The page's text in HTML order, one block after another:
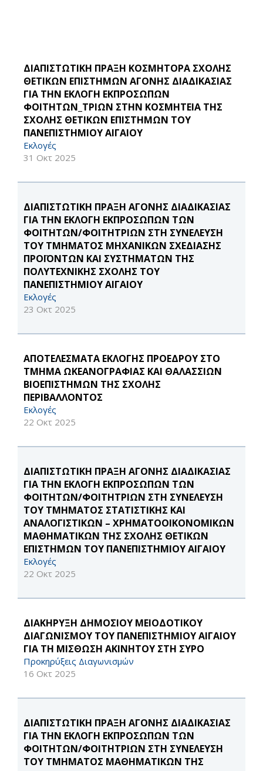
ΔΙΑΠΙΣΤΩΤΙΚΗ ΠΡΑΞΗ ΚΟΣΜΗΤΟΡΑ ΣΧΟΛΗΣ
ΘΕΤΙΚΩΝ ΕΠΙΣΤΗΜΩΝ ΑΓΟΝΗΣ ΔΙΑΔΙΚΑΣΙΑΣ
ΓΙΑ ΤΗΝ ΕΚΛΟΓΗ ΕΚΠΡΟΣΩΠΩΝ
ΦΟΙΤΗΤΩΝ_ΤΡΙΩΝ ΣΤΗΝ ΚΟΣΜΗΤΕΙΑ ΤΗΣ
ΣΧΟΛΗΣ ΘΕΤΙΚΩΝ ΕΠΙΣΤΗΜΩΝ ΤΟΥ
ΠΑΝΕΠΙΣΤΗΜΙΟΥ ΑΙΓΑΙΟΥ
Εκλογές
31 Οκτ 2025
ΔΙΑΠΙΣΤΩΤΙΚΗ ΠΡΑΞΗ ΑΓΟΝΗΣ ΔΙΑΔΙΚΑΣΙΑΣ
ΓΙΑ ΤΗΝ ΕΚΛΟΓΗ ΕΚΠΡΟΣΩΠΩΝ ΤΩΝ
ΦΟΙΤΗΤΩΝ/ΦΟΙΤΗΤΡΙΩΝ ΣΤΗ ΣΥΝΕΛΕΥΣΗ
ΤΟΥ ΤΜΗΜΑΤΟΣ ΜΗΧΑΝΙΚΩΝ ΣΧΕΔΙΑΣΗΣ
ΠΡΟΪΟΝΤΩΝ ΚΑΙ ΣΥΣΤΗΜΑΤΩΝ ΤΗΣ
ΠΟΛΥΤΕΧΝΙΚΗΣ ΣΧΟΛΗΣ ΤΟΥ
ΠΑΝΕΠΙΣΤΗΜΙΟΥ ΑΙΓΑΙΟΥ
Εκλογές
23 Οκτ 2025
ΑΠΟΤΕΛΕΣΜΑΤΑ ΕΚΛΟΓΗΣ ΠΡΟΕΔΡΟΥ ΣΤΟ
ΤΜΗΜΑ ΩΚΕΑΝΟΓΡΑΦΙΑΣ ΚΑΙ ΘΑΛΑΣΣΙΩΝ
ΒΙΟΕΠΙΣΤΗΜΩΝ ΤΗΣ ΣΧΟΛΗΣ
ΠΕΡΙΒΑΛΛΟΝΤΟΣ
Εκλογές
22 Οκτ 2025
ΔΙΑΠΙΣΤΩΤΙΚΗ ΠΡΑΞΗ ΑΓΟΝΗΣ ΔΙΑΔΙΚΑΣΙΑΣ
ΓΙΑ ΤΗΝ ΕΚΛΟΓΗ ΕΚΠΡΟΣΩΠΩΝ ΤΩΝ
ΦΟΙΤΗΤΩΝ/ΦΟΙΤΗΤΡΙΩΝ ΣΤΗ ΣΥΝΕΛΕΥΣΗ
ΤΟΥ ΤΜΗΜΑΤΟΣ ΣΤΑΤΙΣΤΙΚΗΣ ΚΑΙ
ΑΝΑΛΟΓΙΣΤΙΚΩΝ – ΧΡΗΜΑΤΟΟΙΚΟΝΟΜΙΚΩΝ
ΜΑΘΗΜΑΤΙΚΩΝ ΤΗΣ ΣΧΟΛΗΣ ΘΕΤΙΚΩΝ
ΕΠΙΣΤΗΜΩΝ ΤΟΥ ΠΑΝΕΠΙΣΤΗΜΙΟΥ ΑΙΓΑΙΟΥ
Εκλογές
22 Οκτ 2025
ΔΙΑΚΗΡΥΞΗ ΔΗΜΟΣΙΟΥ ΜΕΙΟΔΟΤΙΚΟΥ
ΔΙΑΓΩΝΙΣΜΟΥ ΤΟΥ ΠΑΝΕΠΙΣΤΗΜΙΟΥ ΑΙΓΑΙΟΥ
ΓΙΑ ΤΗ ΜΙΣΘΩΣΗ ΑΚΙΝΗΤOY ΣΤΗ ΣΥΡΟ
Προκηρύξεις Διαγωνισμών
16 Οκτ 2025
ΔΙΑΠΙΣΤΩΤΙΚΗ ΠΡΑΞΗ ΑΓΟΝΗΣ ΔΙΑΔΙΚΑΣΙΑΣ
ΓΙΑ ΤΗΝ ΕΚΛΟΓΗ ΕΚΠΡΟΣΩΠΩΝ ΤΩΝ
ΦΟΙΤΗΤΩΝ/ΦΟΙΤΗΤΡΙΩΝ ΣΤΗ ΣΥΝΕΛΕΥΣΗ
ΤΟΥ ΤΜΗΜΑΤΟΣ ΜΑΘΗΜΑΤΙΚΩΝ ΤΗΣ